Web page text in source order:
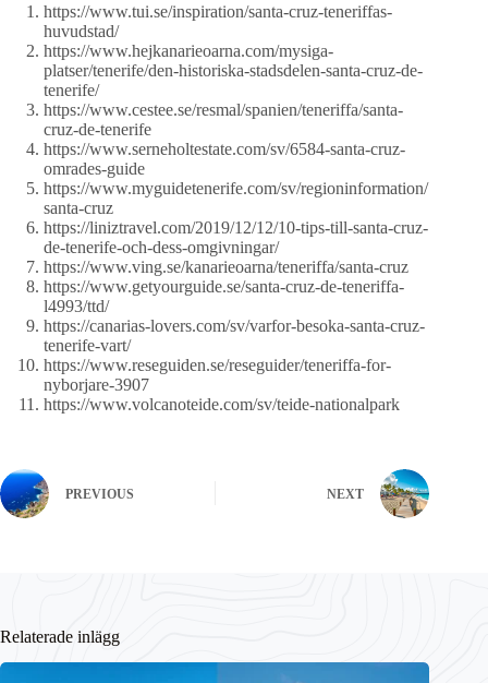
https://www.tui.se/inspiration/santa-cruz-teneriffas-
huvudstad/
https://www.hejkanarieoarna.com/mysiga-
platser/tenerife/den-historiska-stadsdelen-santa-cruz-de-
tenerife/
https://www.cestee.se/resmal/spanien/teneriffa/santa-
cruz-de-tenerife
https://www.serneholtestate.com/sv/6584-santa-cruz-
omrades-guide
https://www.myguidetenerife.com/sv/regioninformation/
santa-cruz
https://liniztravel.com/2019/12/12/10-tips-till-santa-cruz-
de-tenerife-och-dess-omgivningar/
https://www.ving.se/kanarieoarna/teneriffa/santa-cruz
https://www.getyourguide.se/santa-cruz-de-teneriffa-
l4993/ttd/
https://canarias-lovers.com/sv/varfor-besoka-santa-cruz-
tenerife-vart/
https://www.reseguiden.se/reseguider/teneriffa-for-
nyborjare-3907
https://www.volcanoteide.com/sv/teide-nationalpark
PREVIOUS NEXT
Relaterade inlägg